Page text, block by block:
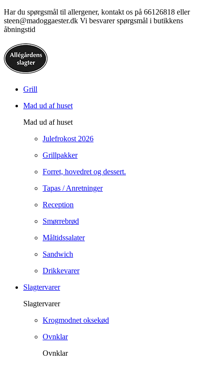
Har du spørgsmål til allergener, kontakt os på 66126818 eller
steen@madoggaester.dk Vi besvarer spørgsmål i butikkens
åbningstid
Grill
Mad ud af huset
Mad ud af huset
Julefrokost 2026
Grillpakker
Forret, hovedret og dessert.
Tapas / Anretninger
Reception
Smørrebrød
Måltidssalater
Sandwich
Drikkevarer
Slagtervarer
Slagtervarer
Krogmodnet oksekød
Ovnklar
Ovnklar